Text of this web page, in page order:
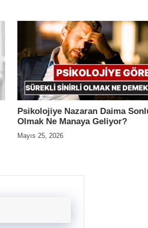
Psikolojiye Nazaran Daima
Olmak Ne Manaya Geliyor?
Mayıs 25, 2026